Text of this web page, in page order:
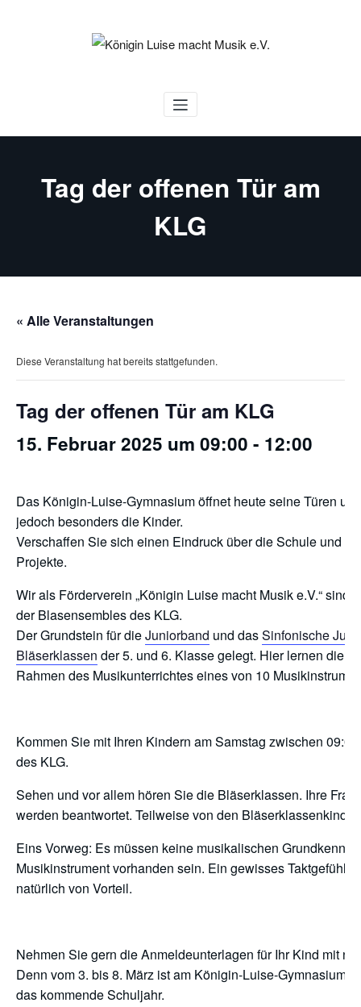
Königin Luise macht Musik e.V.
Tag der offenen Tür am
KLG
« Alle Veranstaltungen
Diese Veranstaltung hat bereits stattgefunden.
Tag der offenen Tür am KLG
15. Februar 2025 um 09:00 - 12:00
Das Königin-Luise-Gymnasium öffnet heute seine Türen
jedoch besonders die Kinder.
Verschaffen Sie sich einen Eindruck über die Schule und
Projekte.
Wir als Förderverein „Königin Luise macht Musik e.V.“ sind
der Blasensembles des KLG.
Der Grundstein für dieJuniorband und dasSinfonische
Bläserklassen der 5. und 6. Klasse gelegt. Hier lernen die
Rahmen des Musikunterrichtes eines von 10
Kommen Sie mit Ihren Kindern am Samstag zwischen
des KLG.
Sehen und vor allem hören Sie die Bläserklassen. Ihre
werden beantwortet. Teilweise von den
Eins Vorweg: Es müssen keine musikalischen
Musikinstrument vorhanden sein. Ein gewisses Taktgefühl
natürlich von Vorteil.
Nehmen Sie gern die Anmeldeunterlagen für Ihr Kind mit
Denn vom 3. bis 8. März ist am Königin-Luise-Gymnasium
das kommende Schuljahr.